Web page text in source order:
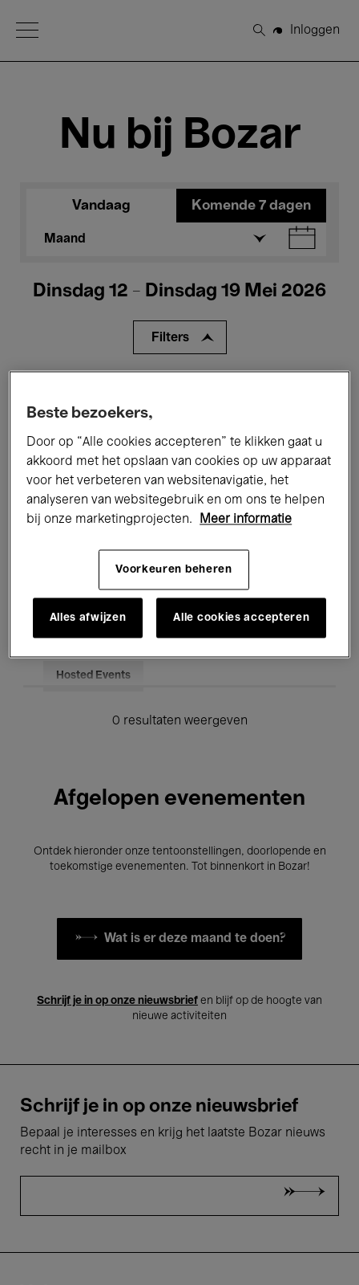
Open Menu
Zoeken
Inloggen
Nu bij Bozar
Vandaag Komende 7 dagen
Maand
Dinsdag 12 - Dinsdag 19 Mei 2026
Filters
Performances Lezingen & Debatten
Jazz Klassieke Muziek Global Music
Voor iedereen Kids’ Palace
Onderwijs Rondleidingen
Hosted Events
0 resultaten weergeven
Afgelopen evenementen
Ontdek hieronder onze tentoonstellingen, doorlopende en
toekomstige evenementen. Tot binnenkort in Bozar!
Wat is er deze maand te doen?
Schrijf je in op onze nieuwsbrief en blijf op de hoogte van
nieuwe activiteiten
Schrijf je in op onze nieuwsbrief
Bepaal je interesses en krijg het laatste Bozar nieuws
recht in je mailbox
Beste bezoekers,
Door op “Alle cookies accepteren” te klikken gaat u
akkoord met het opslaan van cookies op uw apparaat
voor het verbeteren van websitenavigatie, het
analyseren van websitegebruik en om ons te helpen
bij onze marketingprojecten.
Meer informatie
Voorkeuren beheren
Alles afwijzen Alle cookies accepteren